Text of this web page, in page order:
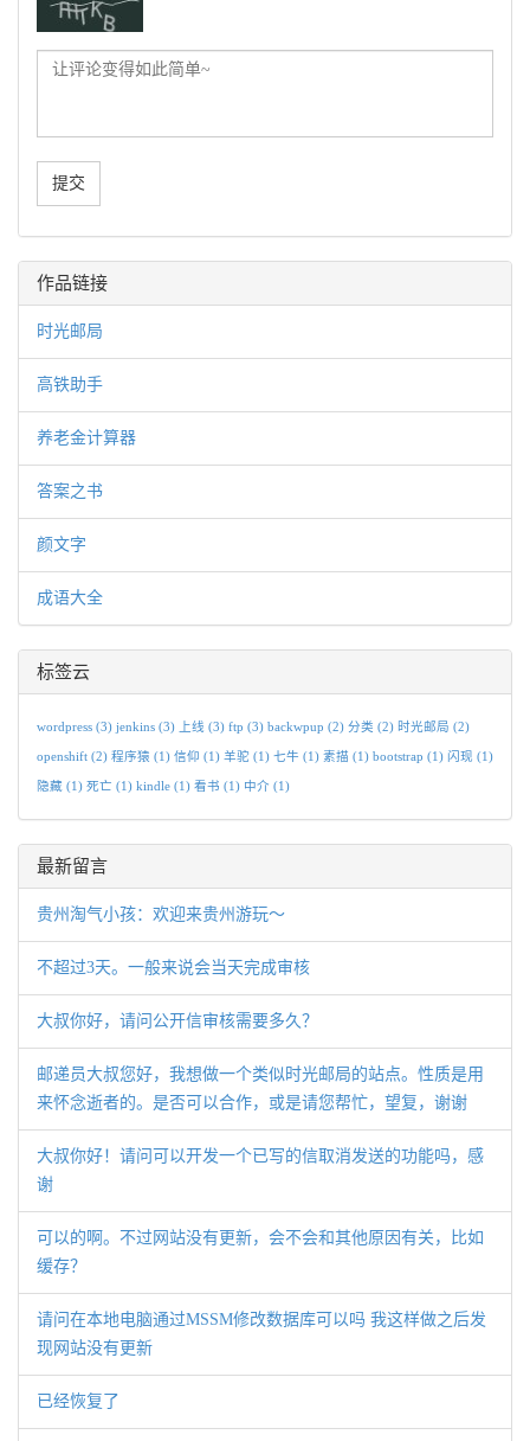
作品链接
时光邮局
高铁助手
养老金计算器
答案之书
颜文字
成语大全
标签云
wordpress (3) jenkins (3) 上线 (3) ftp (3) backwpup (2) 分类 (2) 时光邮局 (2)
openshift (2) 程序猿 (1) 信仰 (1) 羊驼 (1) 七牛 (1) 素描 (1) bootstrap (1) 闪现 (1)
隐藏 (1) 死亡 (1) kindle (1) 看书 (1) 中介 (1)
最新留言
贵州淘气小孩：欢迎来贵州游玩～
不超过3天。一般来说会当天完成审核
大叔你好，请问公开信审核需要多久？
邮递员大叔您好，我想做一个类似时光邮局的站点。性质是用
来怀念逝者的。是否可以合作，或是请您帮忙，望复，谢谢
大叔你好！请问可以开发一个已写的信取消发送的功能吗，感
谢
可以的啊。不过网站没有更新，会不会和其他原因有关，比如
缓存？
请问在本地电脑通过MSSM修改数据库可以吗 我这样做之后发
现网站没有更新
已经恢复了